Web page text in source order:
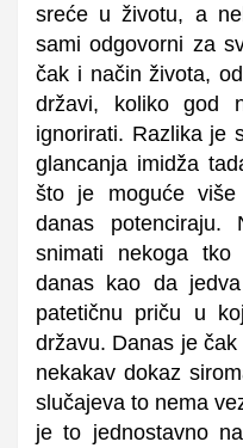
sreće u životu, a
sami odgovorni za
čak i način života,
državi, koliko god
ignorirati. Razlika je
glancanja imidža
što je moguće
danas potenciraju.
snimati nekoga
danas kao da
patetičnu priču u
državu. Danas je
nekakav dokaz
slučajeva to nema
je to jednostavno